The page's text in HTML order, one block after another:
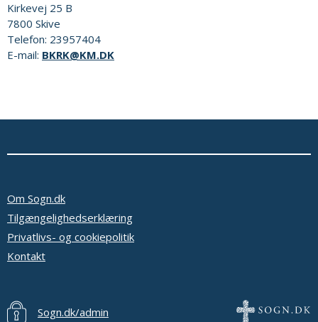
Kirkevej 25 B
7800 Skive
Telefon: 23957404
E-mail: BKRK@KM.DK
Om Sogn.dk
Tilgængelighedserklæring
Privatlivs- og cookiepolitik
Kontakt
Sogn.dk/admin